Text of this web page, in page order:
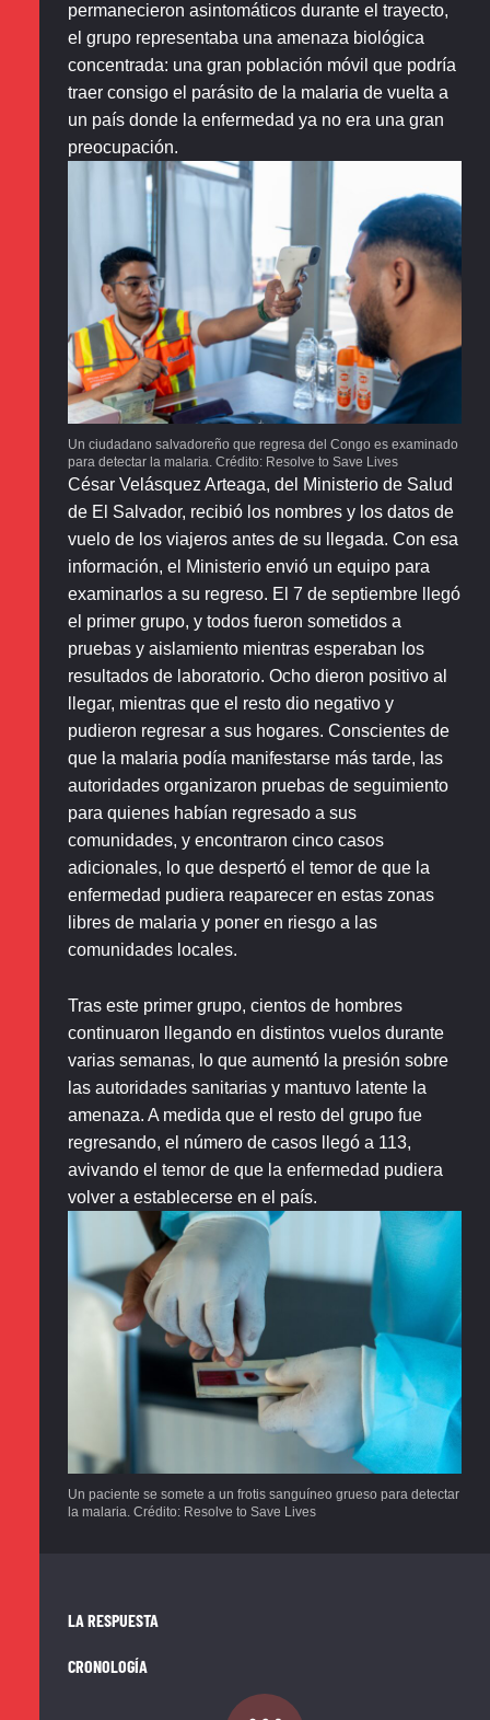
permanecieron asintomáticos durante el trayecto,
el grupo representaba una amenaza biológica
concentrada: una gran población móvil que podría
traer consigo el parásito de la malaria de vuelta a
un país donde la enfermedad ya no era una gran
preocupación.
Un ciudadano salvadoreño que regresa del Congo es examinado
para detectar la malaria. Crédito: Resolve to Save Lives
César Velásquez Arteaga, del Ministerio de Salud
de El Salvador, recibió los nombres y los datos de
vuelo de los viajeros antes de su llegada. Con esa
información, el Ministerio envió un equipo para
examinarlos a su regreso. El 7 de septiembre llegó
el primer grupo, y todos fueron sometidos a
pruebas y aislamiento mientras esperaban los
resultados de laboratorio. Ocho dieron positivo al
llegar, mientras que el resto dio negativo y
pudieron regresar a sus hogares. Conscientes de
que la malaria podía manifestarse más tarde, las
autoridades organizaron pruebas de seguimiento
para quienes habían regresado a sus
comunidades, y encontraron cinco casos
adicionales, lo que despertó el temor de que la
enfermedad pudiera reaparecer en estas zonas
libres de malaria y poner en riesgo a las
comunidades locales.
Tras este primer grupo, cientos de hombres
continuaron llegando en distintos vuelos durante
varias semanas, lo que aumentó la presión sobre
las autoridades sanitarias y mantuvo latente la
amenaza. A medida que el resto del grupo fue
regresando, el número de casos llegó a 113,
avivando el temor de que la enfermedad pudiera
volver a establecerse en el país.
Un paciente se somete a un frotis sanguíneo grueso para detectar
la malaria. Crédito: Resolve to Save Lives
LA RESPUESTA
CRONOLOGÍA